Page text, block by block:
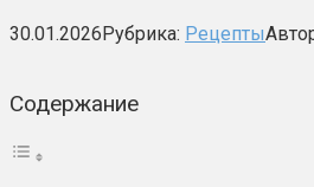
30.01.2026Рубрика: Рецепты
Содержание